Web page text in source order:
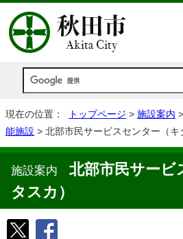
現在の位置： トップページ > 施設案内 >
能施設 > 北部市民サービスセンター（キ
施設案内 北部市民サービ
タスカ）